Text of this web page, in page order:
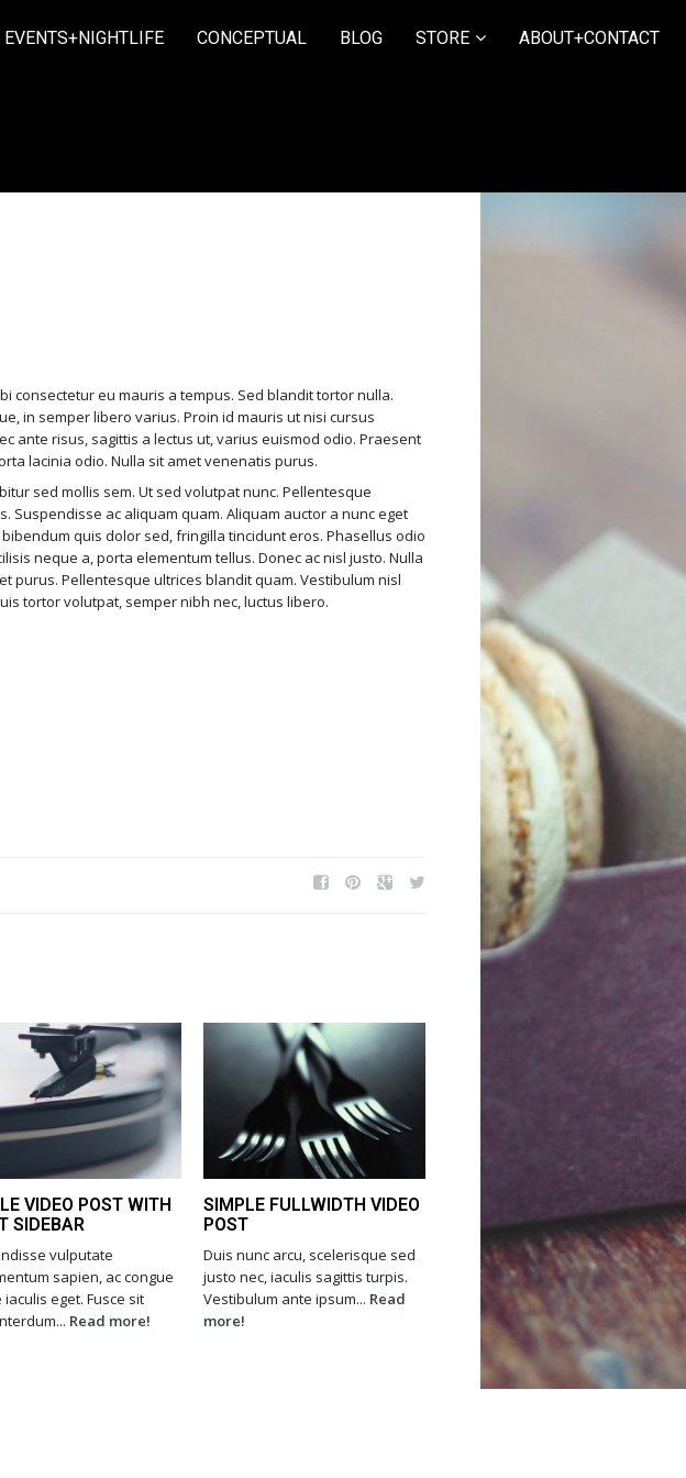
EVENTS+NIGHTLIFE CONCEPTUAL BLOG STORE ABOUT+CONTACT
consectetur eu mauris a tempus. Sed blandit tortor nulla.
in semper libero varius. Proin id mauris ut nisi cursus
ante risus, sagittis a lectus ut, varius euismod odio. Praesent
lacinia odio. Nulla sit amet venenatis purus.
sed mollis sem. Ut sed volutpat nunc. Pellentesque
ac aliquam quam. Aliquam auctor a nunc eget
quis dolor sed, fringilla tincidunt eros. Phasellus odio
neque a, porta elementum tellus. Donec ac nisl justo. Nulla
purus. Pellentesque ultrices blandit quam. Vestibulum nisl
tortor volutpat, semper nibh nec, luctus libero.
VIDEO POST WITH
SIDEBAR
vulputate
sapien, ac congue
eget. Fusce sit
Read more!
SIMPLE FULLWIDTH VIDEO
POST
Duis nunc arcu, scelerisque sed
justo nec, iaculis sagittis turpis.
Vestibulum ante ipsum... Read
more!